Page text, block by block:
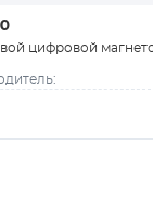
цифровой